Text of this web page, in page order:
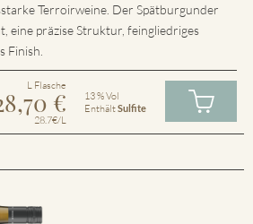
Terroirweine. Der Spätburgunder
eine präzise Struktur, feingliedriges
Finish.
L Flasche
€
28.7€/L
13 % Vol
EnthältSulfite